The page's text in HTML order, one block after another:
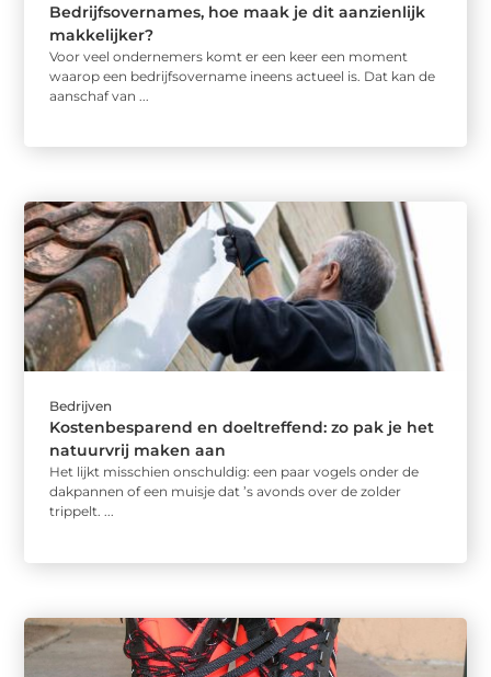
Bedrijfsovernames, hoe maak je dit aanzienlijk
makkelijker?
Voor veel ondernemers komt er een keer een moment
waarop een bedrijfsovername ineens actueel is. Dat kan de
aanschaf van ...
Bedrijven
Kostenbesparend en doeltreffend: zo pak je het
natuurvrij maken aan
Het lijkt misschien onschuldig: een paar vogels onder de
dakpannen of een muisje dat ’s avonds over de zolder
trippelt. ...